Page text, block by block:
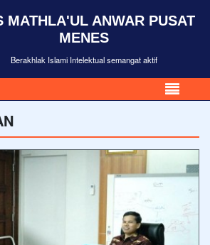
MATHLA'UL ANWAR PUSAT
MENES
Berakhlak Islami Intelektual semangat aktif